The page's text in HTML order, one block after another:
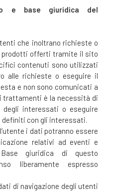
e base giuridica del
che inoltrano richieste o
prodotti offerti tramite il sito
contenuti sono utilizzati
alle richieste o eseguire il
e non sono comunicati a
trattamenti è la necessità di
interessati o eseguire
con gli interessati.
i dati potranno essere
relativi ad eventi e
giuridica di questo
liberamente espresso
di navigazione degli utenti